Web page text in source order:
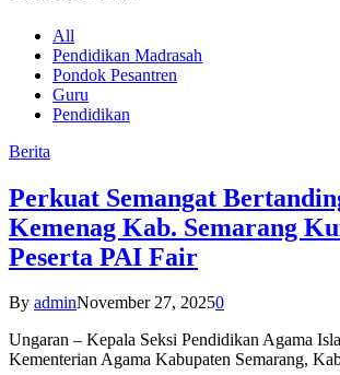
All
Pendidikan Madrasah
Pondok Pesantren
Guru
Pendidikan
Berita
Perkuat Semangat
Kemenag Kab. Semarang
Peserta PAI Fair
By adminNovember 27, 20250
Ungaran – Kepala Seksi Pendidikan Agama
Kementerian Agama Kabupaten Semarang,